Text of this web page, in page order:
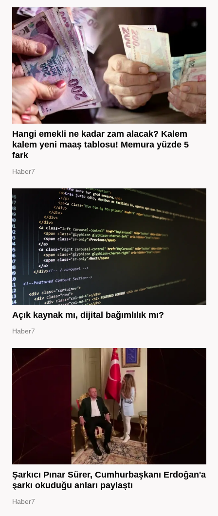
Hangi emekli ne kadar zam alacak? Kalem
kalem yeni maaş tablosu! Memura yüzde 5
fark
Haber7
Açık kaynak mı, dijital bağımlılık mı?
Haber7
Şarkıcı Pınar Sürer, Cumhurbaşkanı Erdoğan'a
şarkı okuduğu anları paylaştı
Haber7